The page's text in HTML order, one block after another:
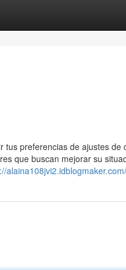
tus preferencias de ajustes de
que buscan mejorar su